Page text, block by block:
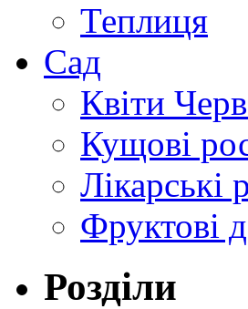
Теплиця
Сад
Квіти
Кущові
Лікарські
Фруктові
Розділи